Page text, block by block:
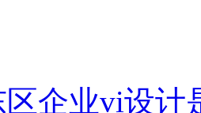
区企业vi设计